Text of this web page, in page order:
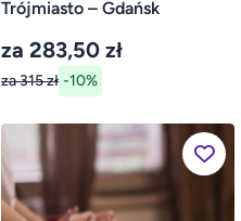
Trójmiasto – Gdańsk
za 283,50 zł
za 315 zł -10%